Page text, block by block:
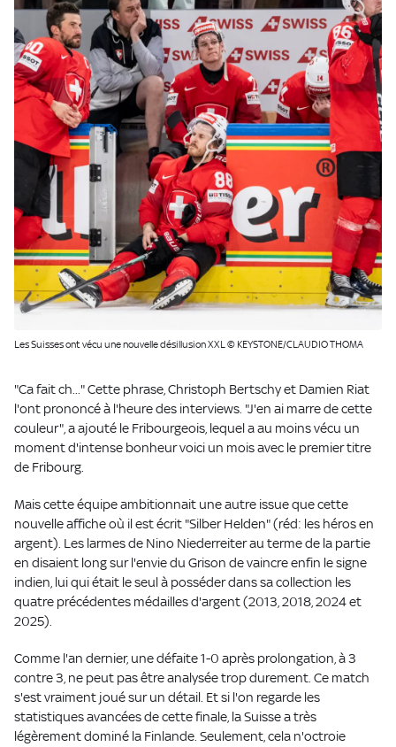
Les Suisses ont vécu une nouvelle désillusion XXL © KEYSTONE/CLAUDIO THOMA
"Ca fait ch..." Cette phrase, Christoph Bertschy et Damien Riat
l'ont prononcé à l'heure des interviews. "J'en ai marre de cette
couleur", a ajouté le Fribourgeois, lequel a au moins vécu un
moment d'intense bonheur voici un mois avec le premier titre
de Fribourg.
Mais cette équipe ambitionnait une autre issue que cette
nouvelle affiche où il est écrit "Silber Helden" (réd: les héros en
argent). Les larmes de Nino Niederreiter au terme de la partie
en disaient long sur l'envie du Grison de vaincre enfin le signe
indien, lui qui était le seul à posséder dans sa collection les
quatre précédentes médailles d'argent (2013, 2018, 2024 et
2025).
Comme l'an dernier, une défaite 1-0 après prolongation, à 3
contre 3, ne peut pas être analysée trop durement. Ce match
s'est vraiment joué sur un détail. Et si l'on regarde les
statistiques avancées de cette finale, la Suisse a très
légèrement dominé la Finlande. Seulement, cela n'octroie